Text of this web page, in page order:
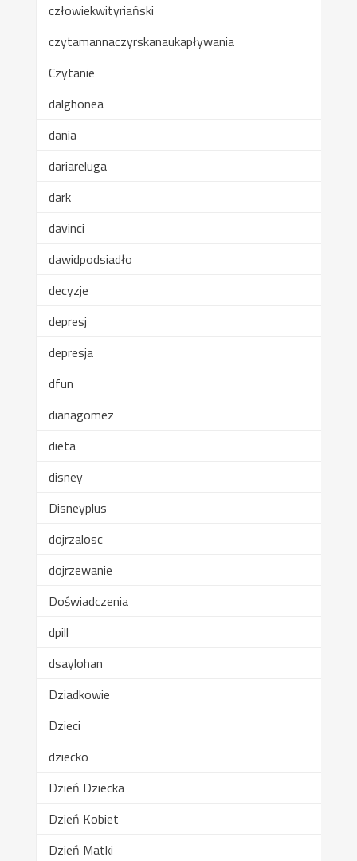
człowiekwityriański
czytamannaczyrskanaukapływania
Czytanie
dalghonea
dania
dariareluga
dark
davinci
dawidpodsiadło
decyzje
depresj
depresja
dfun
dianagomez
dieta
disney
Disneyplus
dojrzalosc
dojrzewanie
Doświadczenia
dpill
dsaylohan
Dziadkowie
Dzieci
dziecko
Dzień Dziecka
Dzień Kobiet
Dzień Matki